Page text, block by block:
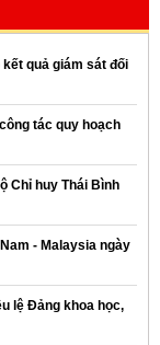
quả giám sát đối
tác quy hoạch
Chỉ huy Thái Bình
- Malaysia ngày
lệ Đảng khoa học,